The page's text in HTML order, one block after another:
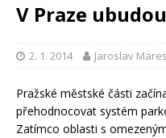
V Praze
2. 1. 2014 Jaroslav Mares
Pražské městské části
přehodnocovat systém
Zatímco oblasti s